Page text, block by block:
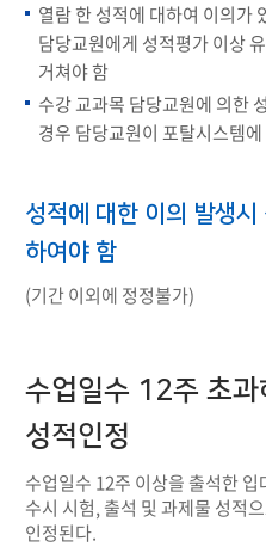
열람 한 성적에 대하여 이의가
담당교원에게 성적평가 이상
거쳐야 함
수강 교과목 담당교원에 의한
경우 담당교원이 포탈시스템
성적에 대한 이의 발생시
하여야 함
(기간 이외에 정정불가)
수업일수 12주 초과
성적인정
수업일수 12주 이상을 출석한
수시 시험, 출석 및 과제물 성적
인정된다.